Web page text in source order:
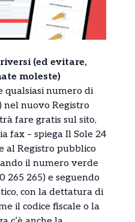
(ed evitare,
moleste)
qualsiasi numero di
nel nuovo Registro
fare gratis sul sito,
fax – spiega Il Sole 24
al Registro pubblico
il numero verde
265 265) e seguendo
con la dettatura di
il codice fiscale o la